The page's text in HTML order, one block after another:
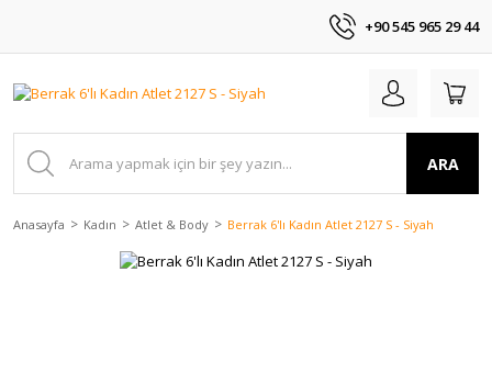
+90 545 965 29 44
ARA
Anasayfa Kadın Atlet & Body Berrak 6'lı Kadın Atlet 2127 S - Siyah